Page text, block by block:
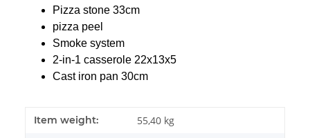
Pizza stone 33cm
pizza peel
Smoke system
2-in-1 casserole 22x13x5
Cast iron pan 30cm
Item weight: 55,40 kg